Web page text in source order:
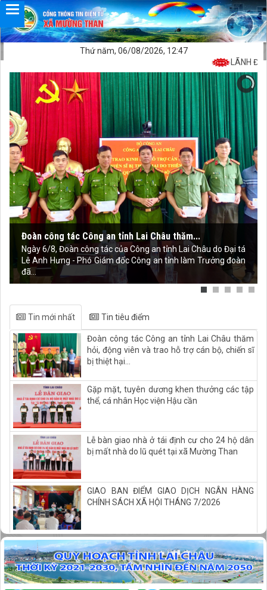
Thứ năm, 06/08/2026, 12:47
LÃNH ĐẠO
Đoàn công tác Công an tỉnh Lai Châu thăm...
Ngày 6/8, Đoàn công tác của Công an tỉnh Lai Châu do Đại tá
Lê Anh Hưng - Phó Giám đốc Công an tỉnh làm Trưởng đoàn
đã...
Tin mới nhất Tin tiêu điểm
Đoàn công tác Công an tỉnh Lai Châu thăm
hỏi, động viên và trao hỗ trợ cán bộ, chiến sĩ
bị thiệt hại...
Gặp mặt, tuyên dương khen thưởng các tập
thể, cá nhân Học viện Hậu cần
Lễ bàn giao nhà ở tái định cư cho 24 hộ dân
bị mất nhà do lũ quét tại xã Mường Than
GIAO BAN ĐIỂM GIAO DỊCH NGÂN HÀNG
CHÍNH SÁCH XÃ HỘI THÁNG 7/2026
MƯỜNG THAN TẬP HUẤN ỨNG DỤNG TRÍ
TUỆ NHÂN TẠO (AI) VÀ THÚC ĐẨY CHUYỂN
ĐỔI SỐ TRONG QUẢN LÝ NHÀ NƯỚC